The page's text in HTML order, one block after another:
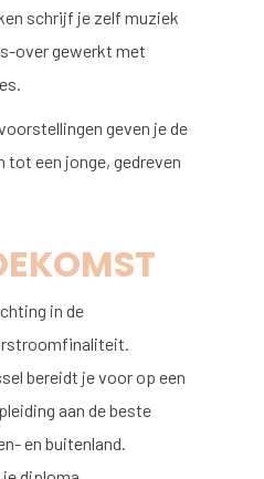
schrijf je zelf muziek
over gewerkt met
geven je de
tot een jonge, gedreven
in de
bereidt je voor op een
aan de beste
en buitenland.